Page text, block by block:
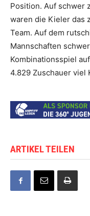
Position. Auf schwer
waren die Kieler das
Team. Auf dem
Mannschaften
Kombinationsspiel
4.829 Zuschauer viel
ARTIKEL TEILEN